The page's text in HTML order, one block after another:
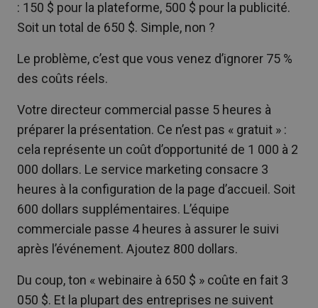
: 150 $ pour la plateforme, 500 $ pour la publicité.
Soit un total de 650 $. Simple, non ?
Le problème, c’est que vous venez d’ignorer 75 %
des coûts réels.
Votre directeur commercial passe 5 heures à
préparer la présentation. Ce n’est pas « gratuit » :
cela représente un coût d’opportunité de 1 000 à 2
000 dollars. Le service marketing consacre 3
heures à la configuration de la page d’accueil. Soit
600 dollars supplémentaires. L’équipe
commerciale passe 4 heures à assurer le suivi
après l’événement. Ajoutez 800 dollars.
Du coup, ton « webinaire à 650 $ » coûte en fait 3
050 $. Et la plupart des entreprises ne suivent